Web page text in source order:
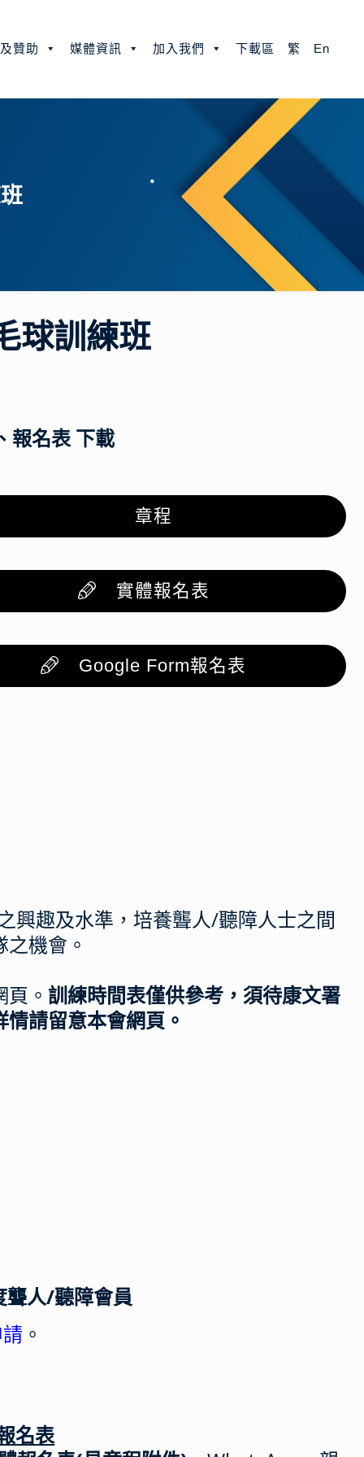
贊助 媒體資訊 加入我們 下載區 繁 En
球訓練班
報名表 下載
章程
實體報名表
Google Form報名表
興趣及水準，培養聾人/聽障人士之間
機會。
。 訓練時間表僅供參考，須待康文署
情請留意本會網頁。
聾人/聽障會員
。
名表